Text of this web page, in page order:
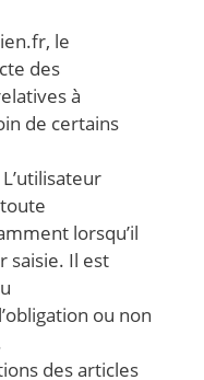
le
des
à
de certains
lorsqu’il
saisie. Il est
ou non
des articles